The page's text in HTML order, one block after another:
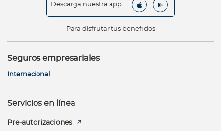
Descarga nuestra app
Para disfrutar tus beneficios
Seguros empresariales
Internacional
Servicios en línea
Pre-autorizaciones